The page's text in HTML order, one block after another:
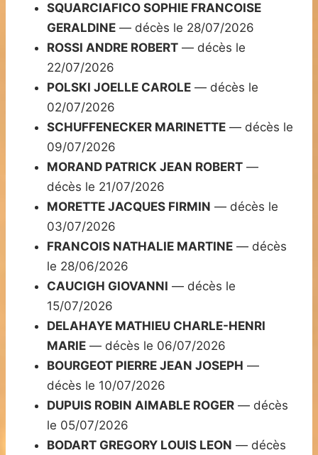
SQUARCIAFICO SOPHIE FRANCOISE
GERALDINE — décès le 28/07/2026
ROSSI ANDRE ROBERT — décès le
22/07/2026
POLSKI JOELLE CAROLE — décès le
02/07/2026
SCHUFFENECKER MARINETTE — décès le
09/07/2026
MORAND PATRICK JEAN ROBERT —
décès le 21/07/2026
MORETTE JACQUES FIRMIN — décès le
03/07/2026
FRANCOIS NATHALIE MARTINE — décès
le 28/06/2026
CAUCIGH GIOVANNI — décès le
15/07/2026
DELAHAYE MATHIEU CHARLE-HENRI
MARIE — décès le 06/07/2026
BOURGEOT PIERRE JEAN JOSEPH —
décès le 10/07/2026
DUPUIS ROBIN AIMABLE ROGER — décès
le 05/07/2026
BODART GREGORY LOUIS LEON — décès